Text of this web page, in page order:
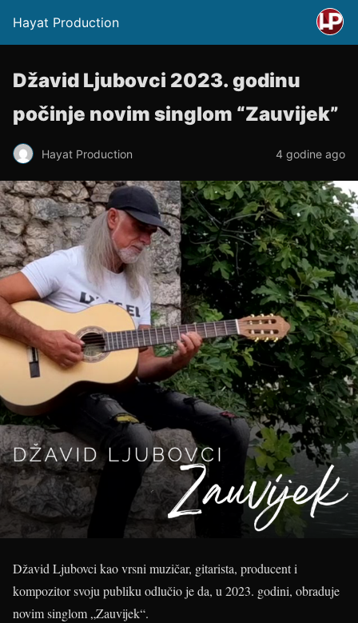
Hayat Production
Džavid Ljubovci 2023. godinu
počinje novim singlom “Zauvijek”
Hayat Production 4 godine ago
Džavid Ljubovci kao vrsni muzičar, gitarista, producent i
kompozitor svoju publiku odlučio je da, u 2023. godini, obraduje
novim singlom „Zauvijek“.